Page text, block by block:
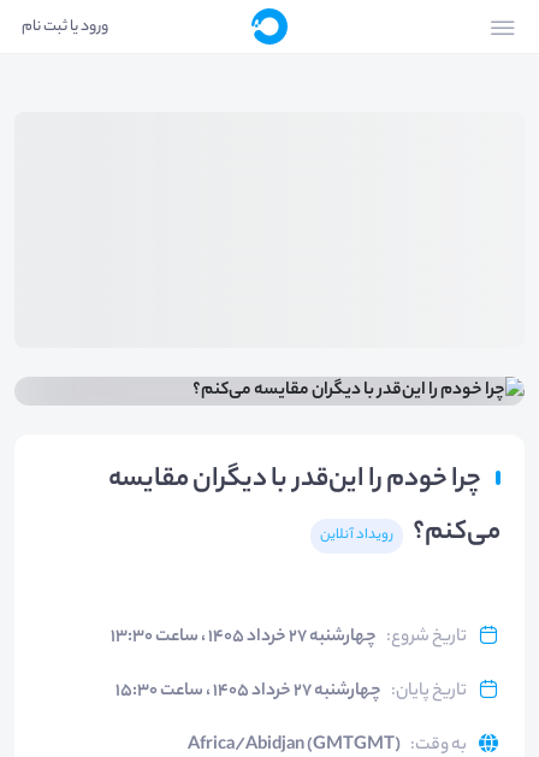
ورود یا ثبت نام
چرا خودم را این‌قدر با دیگران مقایسه
می‌کنم؟
رویداد آنلاین
تاریخ شروع: چهارشنبه ۲۷ خرداد ۱۴۰۵ ، ساعت ۱۳:۳۰
تاریخ پایان: چهارشنبه ۲۷ خرداد ۱۴۰۵ ، ساعت ۱۵:۳۰
به وقت:
Africa/Abidjan (GMTGMT)